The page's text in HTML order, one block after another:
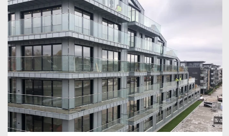
Pro-Evo Prosjekt